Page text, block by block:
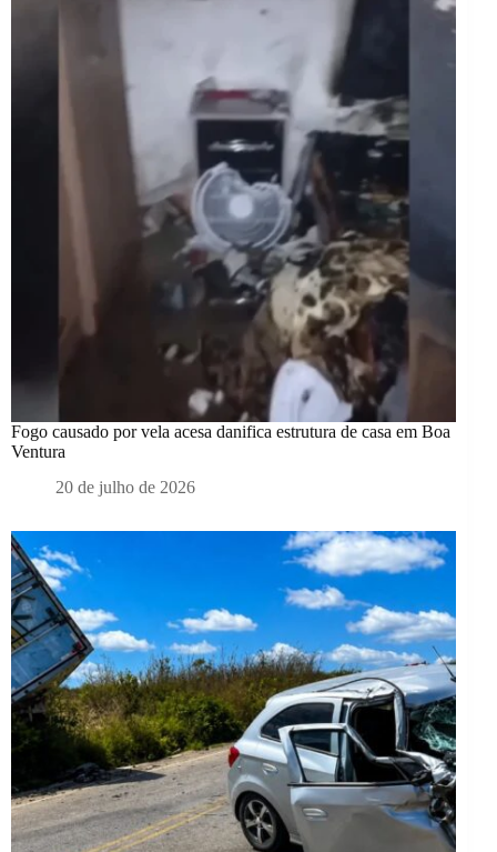
Fogo causado por vela acesa danifica estrutura de casa em Boa
Ventura
20 de julho de 2026